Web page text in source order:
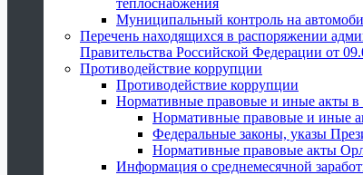
теплоснабжения
Муниципальный контроль на
Перечень находящихся в распоряжении
Правительства Российской Федерации от
Противодействие коррупции
Противодействие коррупции
Нормативные правовые и иные акты в
Нормативные правовые и иные
Федеральные законы, указы
Нормативные правовые акты
Информация о среднемесячной